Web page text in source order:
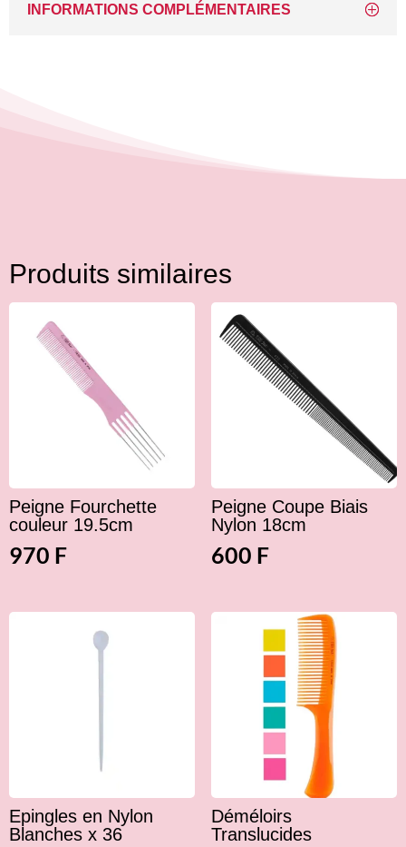
INFORMATIONS COMPLÉMENTAIRES
Produits similaires
Peigne Fourchette
couleur 19.5cm
970 F
Peigne Coupe Biais
Nylon 18cm
600 F
Epingles en Nylon
Blanches x 36
Déméloirs
Translucides